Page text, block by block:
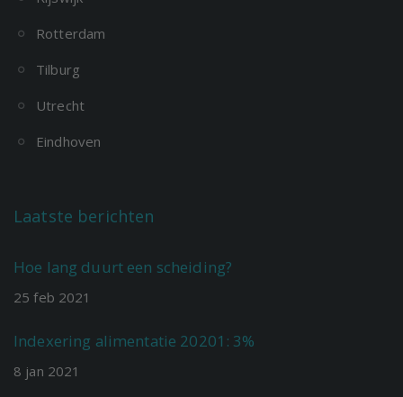
Rotterdam
Tilburg
Utrecht
Eindhoven
Laatste berichten
Hoe lang duurt een scheiding?
25 feb 2021
Indexering alimentatie 20201: 3%
8 jan 2021